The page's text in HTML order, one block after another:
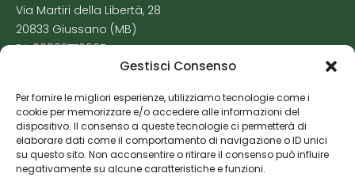
Gestisci Consenso
Per fornire le migliori esperienze, utilizziamo tecnologie come i
cookie per memorizzare e/o accedere alle informazioni del
dispositivo. Il consenso a queste tecnologie ci permetterà di
elaborare dati come il comportamento di navigazione o ID unici
su questo sito. Non acconsentire o ritirare il consenso può influire
negativamente su alcune caratteristiche e funzioni.
Via Martiri della Libertà, 28
20833 Giussano (MB)
P.I. 06982770965
Cookie Policy
Risorse Aggiuntive